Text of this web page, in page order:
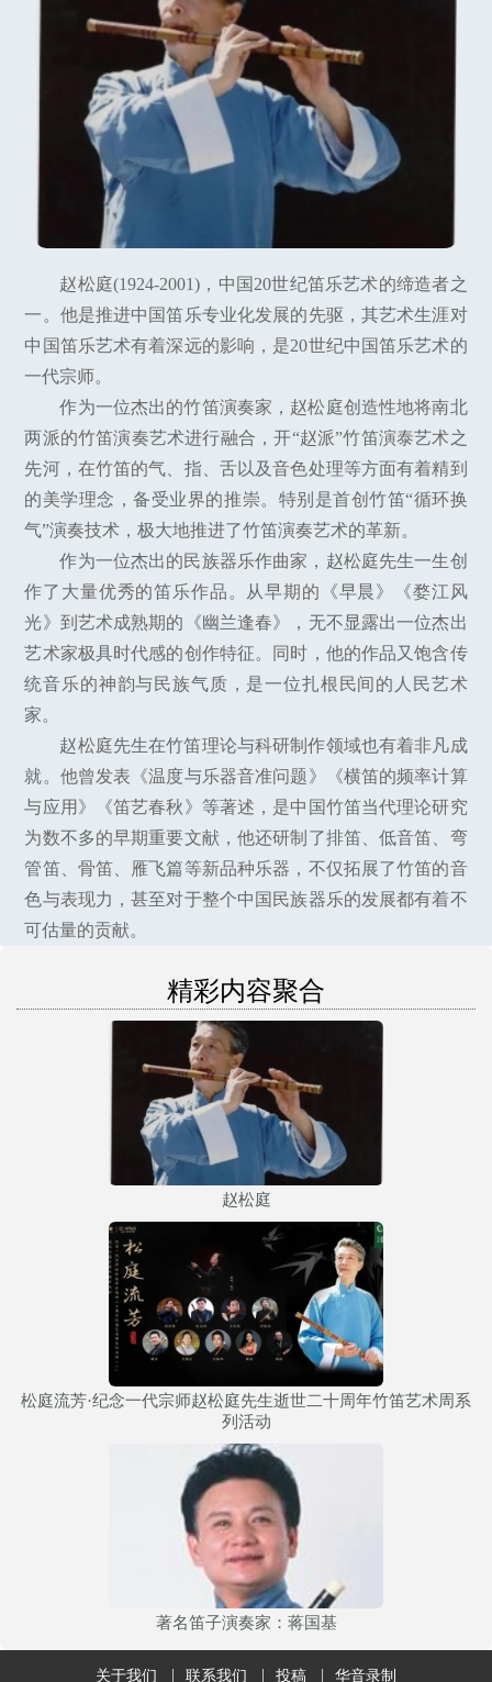
赵松庭(1924-2001)，中国20世纪笛乐艺术的缔造者之
一。他是推进中国笛乐专业化发展的先驱，其艺术生涯对
中国笛乐艺术有着深远的影响，是20世纪中国笛乐艺术的
一代宗师。
作为一位杰出的竹笛演奏家，赵松庭创造性地将南北
两派的竹笛演奏艺术进行融合，开“赵派”竹笛演泰艺术之
先河，在竹笛的气、指、舌以及音色处理等方面有着精到
的美学理念，备受业界的推崇。特别是首创竹笛“循环换
气”演奏技术，极大地推进了竹笛演奏艺术的革新。
作为一位杰出的民族器乐作曲家，赵松庭先生一生创
作了大量优秀的笛乐作品。从早期的《早晨》《婺江风
光》到艺术成熟期的《幽兰逢春》，无不显露出一位杰出
艺术家极具时代感的创作特征。同时，他的作品又饱含传
统音乐的神韵与民族气质，是一位扎根民间的人民艺术
家。
赵松庭先生在竹笛理论与科研制作领域也有着非凡成
就。他曾发表《温度与乐器音准问题》《横笛的频率计算
与应用》《笛艺春秋》等著述，是中国竹笛当代理论研究
为数不多的早期重要文献，他还研制了排笛、低音笛、弯
管笛、骨笛、雁飞篇等新品种乐器，不仅拓展了竹笛的音
色与表现力，甚至对于整个中国民族器乐的发展都有着不
可估量的贡献。
精彩内容聚合
赵松庭
松庭流芳·纪念一代宗师赵松庭先生逝世二十周年竹笛艺术周系
列活动
著名笛子演奏家：蒋国基
关于我们 联系我们 投稿 华音录制